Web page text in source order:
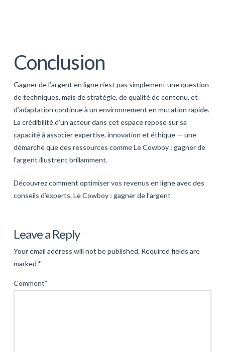
Conclusion
Gagner de l’argent en ligne n’est pas simplement une question
de techniques, mais de stratégie, de qualité de contenu, et
d’adaptation continue à un environnement en mutation rapide.
La crédibilité d’un acteur dans cet espace repose sur sa
capacité à associer expertise, innovation et éthique — une
démarche que des ressources comme Le Cowboy : gagner de
l’argent illustrent brillamment.
Découvrez comment optimiser vos revenus en ligne avec des
conseils d’experts. Le Cowboy : gagner de l’argent
Gagner
de
l’argent
ligne
Leave a Reply
Your email address will not be published. Required fields are
marked *
Comment*